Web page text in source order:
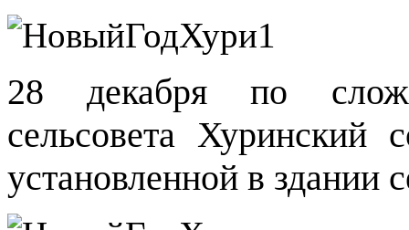
28 декабря по
сельсовета Хуринский
установленной в здании